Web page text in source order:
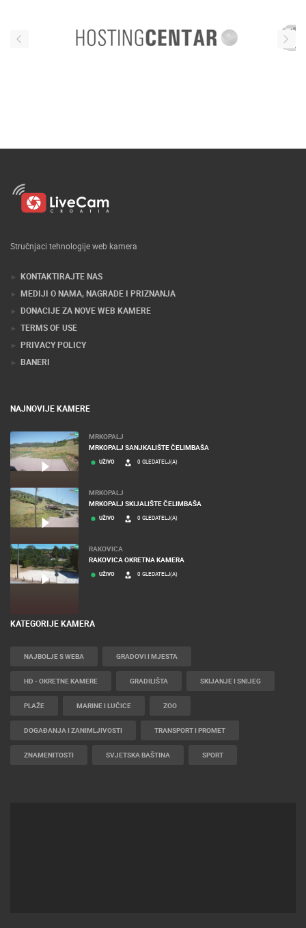
Stručnjaci tehnologije web kamera
KONTAKTIRAJTE NAS
MEDIJI O NAMA, NAGRADE I PRIZNANJA
DONACIJE ZA NOVE WEB KAMERE
TERMS OF USE
PRIVACY POLICY
BANERI
NAJNOVIJE KAMERE
MRKOPALJ
MRKOPALJ SANJKALIŠTE ČELIMBAŠA
UŽIVO 0 GLEDATELJ(A)
MRKOPALJ
MRKOPALJ SKIJALIŠTE ČELIMBAŠA
UŽIVO 0 GLEDATELJ(A)
RAKOVICA
RAKOVICA OKRETNA KAMERA
UŽIVO 0 GLEDATELJ(A)
KATEGORIJE KAMERA
NAJBOLJE S WEBA GRADOVI I MJESTA
HD - OKRETNE KAMERE GRADILIŠTA SKIJANJE I SNIJEG
PLAŽE MARINE I LUČICE ZOO
DOGAĐANJA I ZANIMLJIVOSTI TRANSPORT I PROMET
ZNAMENITOSTI SVJETSKA BAŠTINA SPORT